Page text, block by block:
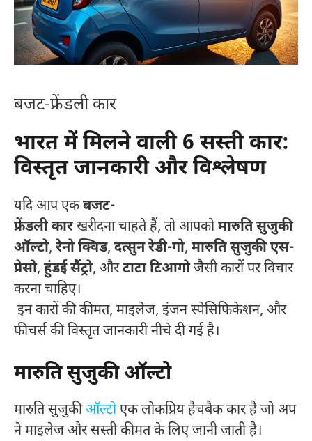
बजट-फ्रेंडली कार
भारत में मिलने वाली 6 सस्ती कार:
विस्तृत जानकारी और विश्लेषण
यदि आप एकबजट-
फ्रेंडली कारखरीदना चाहते हैं, तो आपकोमारुति सुजुकी
ऑल्टो, रेनो क्विड, दत्सुन रेडी-गो, मारुति सुजुकी एस-
प्रेसो, हुंडई सैंट्रो, औरटाटा टिआगोजैसी कारों पर विचार
करना चाहिए।
इन कारों की कीमत, माइलेज, इंजन स्पेसिफिकेशन, और
फीचर्स की विस्तृत जानकारी नीचे दी गई है।
मारुति सुजुकी ऑल्टो
मारुति सुजुकीऑल्टोएक लोकप्रिय हैचबैक कार है जो अप
ने माइलेज और सस्ती कीमत के लिए जानी जाती है।